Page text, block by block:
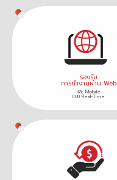
รองรับ
การทำงานผ่าน Web
และ Mobile
แบบ Real-Time